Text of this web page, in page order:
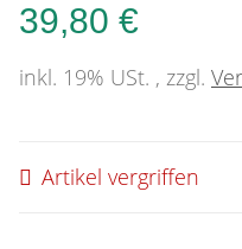
39,80 €
inkl. 19% USt. , zzgl.
Artikel vergriffen